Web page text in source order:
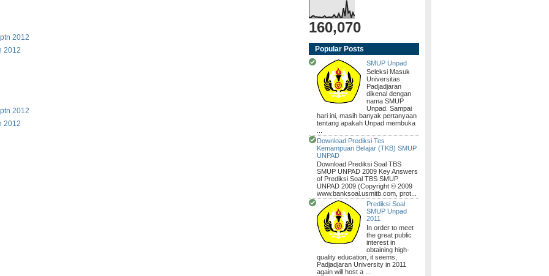
2012
2012
2012
2012
160,070
Popular Posts
SMUP Unpad
Seleksi Masuk
Universitas
Padjadjaran
dikenal dengan
nama SMUP
Unpad. Sampai
hari ini, masih banyak pertanyaan
tentang apakah Unpad membuka
Download Prediksi Tes
Kemampuan Belajar (TKB) SMUP
UNPAD
Download Prediksi Soal TBS
SMUP UNPAD 2009 Key Answers
of Prediksi Soal TBS SMUP
UNPAD 2009 (Copyright © 2009
www.banksoal.usmitb.com, prot...
Prediksi Soal
SMUP Unpad
2011
In order to meet
the great public
interest in
obtaining high-
quality education, it seems,
Padjadjaran University in 2011
again will host a ...